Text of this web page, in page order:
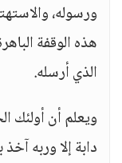
ورسوله،
هذه الوقفة
الذي أرسله.
ويعلم أن أولئك
دابة إلا وربه